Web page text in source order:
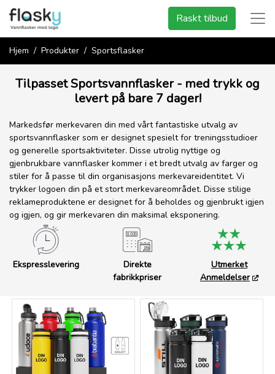
Raskt tilbud
Hjem Produkter Sportsflasker
Tilpasset Sportsvannflasker - med trykk og
levert på bare 7 dager!
Markedsfør merkevaren din med vårt fantastiske utvalg av
sportsvannflasker som er designet spesielt for treningsstudioer
og generelle sportsaktiviteter. Disse utrolig nyttige og
gjenbrukbare vannflasker kommer i et bredt utvalg av farger og
stiler for å passe til din organisasjons merkevareidentitet. Vi
trykker logoen din på et stort merkevareområdet. Disse stilige
reklameproduktene er designet for å beholdes og gjenbrukt igjen
og igjen, og gir merkevaren din maksimal eksponering.
Ekspresslevering
Direkte
fabrikkpriser
Utmerket
Anmeldelser